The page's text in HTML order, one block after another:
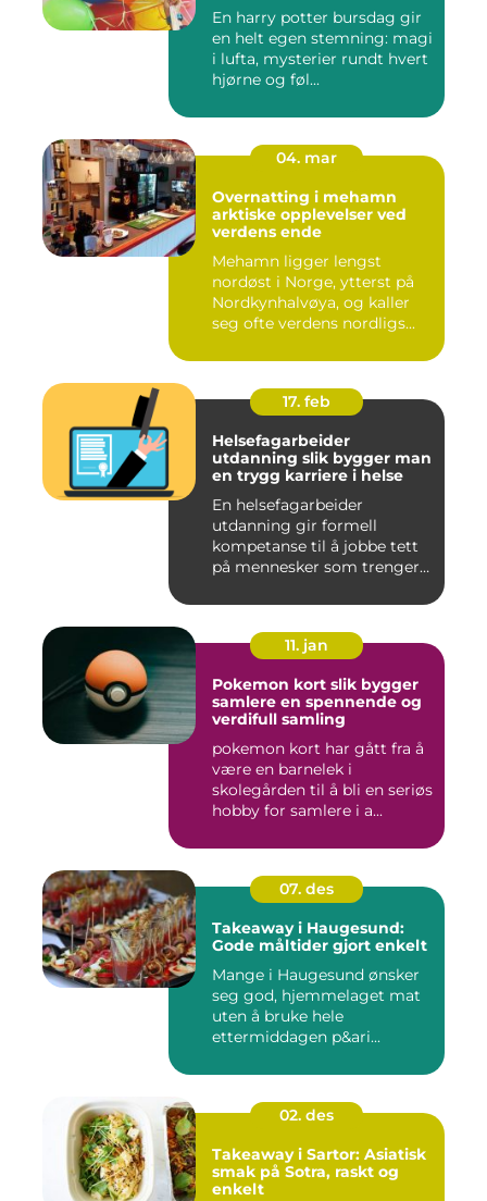
En harry potter bursdag gir
en helt egen stemning: magi
i lufta, mysterier rundt hvert
hjørne og føl...
04. mar
Overnatting i mehamn
arktiske opplevelser ved
verdens ende
Mehamn ligger lengst
nordøst i Norge, ytterst på
Nordkynhalvøya, og kaller
seg ofte verdens nordligs...
17. feb
Helsefagarbeider
utdanning slik bygger man
en trygg karriere i helse
En helsefagarbeider
utdanning gir formell
kompetanse til å jobbe tett
på mennesker som trenger
11. jan
Pokemon kort slik bygger
samlere en spennende og
verdifull samling
pokemon kort har gått fra å
være en barnelek i
skolegården til å bli en seriøs
hobby for samlere i a...
07. des
Takeaway i Haugesund:
Gode måltider gjort enkelt
Mange i Haugesund ønsker
seg god, hjemmelaget mat
uten å bruke hele
ettermiddagen p&ari...
02. des
Takeaway i Sartor: Asiatisk
smak på Sotra, raskt og
enkelt